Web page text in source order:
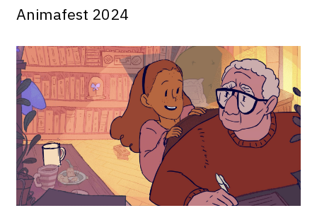
Animafest 2024